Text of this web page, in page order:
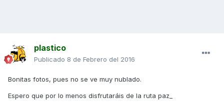
plastico
Publicado 8 de Febrero del 2016
Bonitas fotos, pues no se ve muy nublado.
Espero que por lo menos disfrutaráis de la ruta paz_